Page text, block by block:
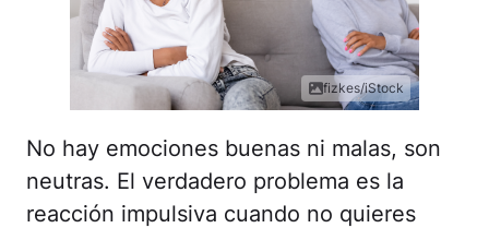
fizkes/iStock
No hay emociones buenas ni malas, son
neutras. El verdadero problema es la
reacción impulsiva cuando no quieres